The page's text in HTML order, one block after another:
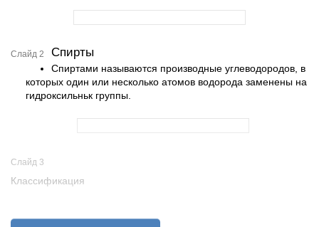
Слайд 2 Спирты
Спиртами называются производные углеводородов, в
которых один или несколько атомов водорода заменены на
гидроксильньк группы.
Слайд 3
Классификация